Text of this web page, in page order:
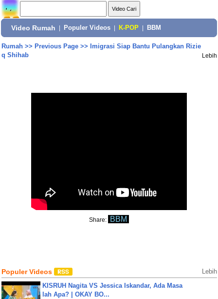
Video Rumah Populer Videos K-POP BBM
Rumah>> Previous Page>> Imigrasi Siap Bantu Pulangkan Rizie
q Shihab
Lebih
Share: BBM
Populer Videos Lebih
KISRUH Nagita VS Jessica Iskandar, Ada Masa
lah Apa? | OKAY BO...